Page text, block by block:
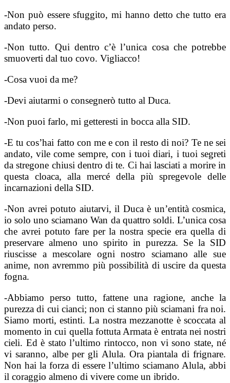
-Non può essere sfuggito, mi hanno detto che tutto era
andato perso.
-Non tutto. Qui dentro c’è l’unica cosa che potrebbe
smuoverti dal tuo covo. Vigliacco!
-Cosa vuoi da me?
-Devi aiutarmi o consegnerò tutto al Duca.
-Non puoi farlo, mi getteresti in bocca alla SID.
-E tu cos’hai fatto con me e con il resto di noi? Te ne sei
andato, vile come sempre, con i tuoi diari, i tuoi segreti
da stregone chiusi dentro di te. Ci hai lasciati a morire in
questa cloaca, alla mercé della più spregevole delle
incarnazioni della SID.
-Non avrei potuto aiutarvi, il Duca è un’entità cosmica,
io solo uno sciamano Wan da quattro soldi. L’unica cosa
che avrei potuto fare per la nostra specie era quella di
preservare almeno uno spirito in purezza. Se la SID
riuscisse a mescolare ogni nostro sciamano alle sue
anime, non avremmo più possibilità di uscire da questa
fogna.
-Abbiamo perso tutto, fattene una ragione, anche la
purezza di cui cianci; non ci stanno più sciamani fra noi.
Siamo morti, estinti. La nostra mezzanotte è scoccata al
momento in cui quella fottuta Armata è entrata nei nostri
cieli. Ed è stato l’ultimo rintocco, non vi sono state, né
vi saranno, albe per gli Alula. Ora piantala di frignare.
Non hai la forza di essere l’ultimo sciamano Alula, abbi
il coraggio almeno di vivere come un ibrido.